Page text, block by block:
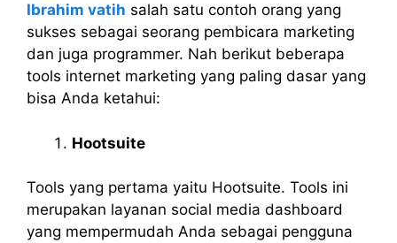
Ibrahim vatih salah satu contoh orang yang
sukses sebagai seorang pembicara marketing
dan juga programmer. Nah berikut beberapa
tools internet marketing yang paling dasar yang
bisa Anda ketahui:
Hootsuite
Tools yang pertama yaitu Hootsuite. Tools ini
merupakan layanan social media dashboard
yang mempermudah Anda sebagai pengguna